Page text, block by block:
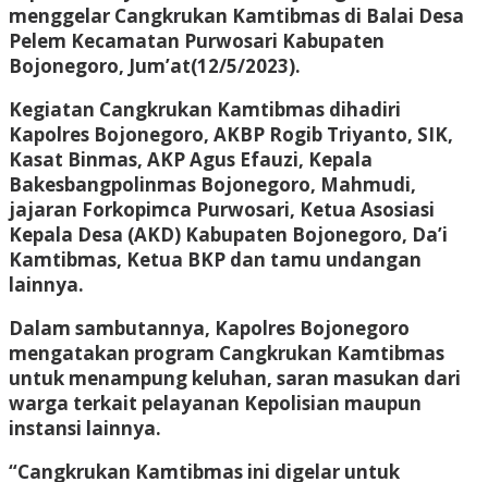
menggelar Cangkrukan Kamtibmas di Balai Desa
Pelem Kecamatan Purwosari Kabupaten
Bojonegoro, Jum’at(12/5/2023).
Kegiatan Cangkrukan Kamtibmas dihadiri
Kapolres Bojonegoro, AKBP Rogib Triyanto, SIK,
Kasat Binmas, AKP Agus Efauzi, Kepala
Bakesbangpolinmas Bojonegoro, Mahmudi,
jajaran Forkopimca Purwosari, Ketua Asosiasi
Kepala Desa (AKD) Kabupaten Bojonegoro, Da’i
Kamtibmas, Ketua BKP dan tamu undangan
lainnya.
Dalam sambutannya, Kapolres Bojonegoro
mengatakan program Cangkrukan Kamtibmas
untuk menampung keluhan, saran masukan dari
warga terkait pelayanan Kepolisian maupun
instansi lainnya.
“Cangkrukan Kamtibmas ini digelar untuk